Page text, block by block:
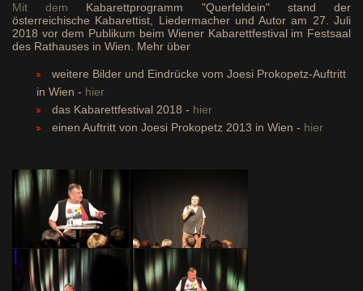
Mit dem Kabarettprogramm "Querfeldein" stand der
österreichische Kabarettist, Liedermacher und Autor am 27. Juli
2018 vor dem Publikum beim Wiener Kabarettfestival im Festsaal
des Rathauses in Wien. Mehr über
weitere Bilder und Eindrücke vom Joesi Prokopetz-Auftritt
in Wien - hier
das Kabarettfestival 2018 - hier
einen Auftritt von Joesi Prokopetz 2013 in Wien - hier